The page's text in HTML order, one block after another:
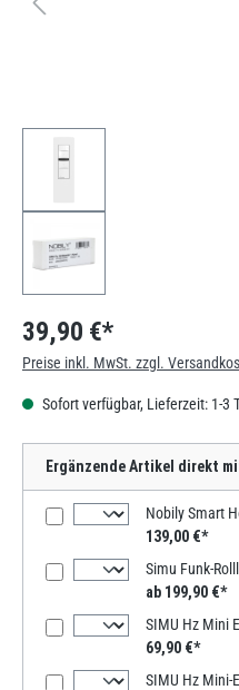
39,90 €*
Preise inkl. MwSt. zzgl.
Sofort verfügbar, Lieferzeit: 1-3
Ergänzende Artikel direkt
139,00 €*
ab 199,90 €*
SIMU Hz Mini
69,90 €*
SIMU Hz Mini-